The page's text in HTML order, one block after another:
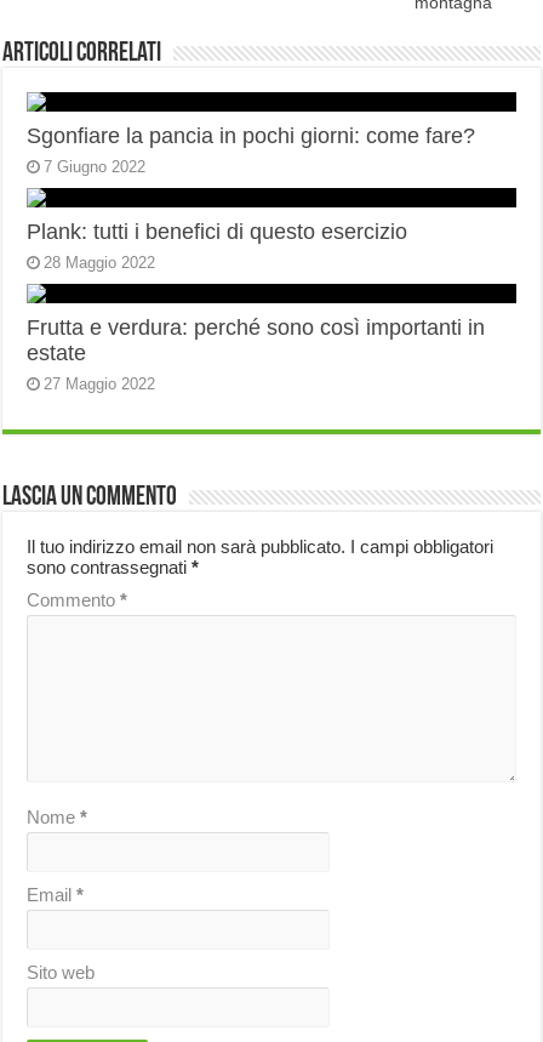
Articoli correlati
Sgonfiare la pancia in pochi giorni: come fare?
7 Giugno 2022
Plank: tutti i benefici di questo esercizio
28 Maggio 2022
Frutta e verdura: perché sono così importanti in
estate
27 Maggio 2022
Lascia un commento
Il tuo indirizzo email non sarà pubblicato. I campi obbligatori
sono contrassegnati*
Commento*
Nome*
Email*
Sito web